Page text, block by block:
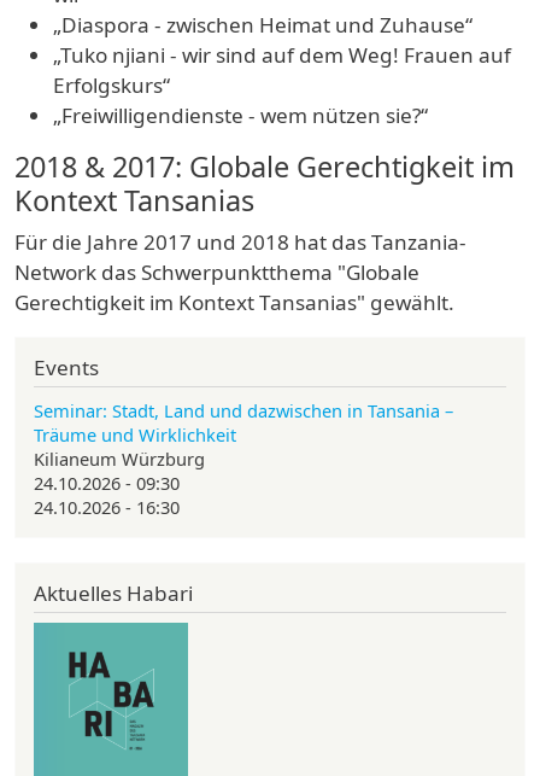
„Diaspora - zwischen Heimat und Zuhause“
„Tuko njiani - wir sind auf dem Weg! Frauen auf
Erfolgskurs“
„Freiwilligendienste - wem nützen sie?“
2018 & 2017: Globale Gerechtigkeit im
Kontext Tansanias
Für die Jahre 2017 und 2018 hat das Tanzania-
Network das Schwerpunktthema "Globale
Gerechtigkeit im Kontext Tansanias" gewählt.
Events
Seminar: Stadt, Land und dazwischen in Tansania –
Träume und Wirklichkeit
Kilianeum Würzburg
24.10.2026 - 09:30
24.10.2026 - 16:30
Aktuelles Habari